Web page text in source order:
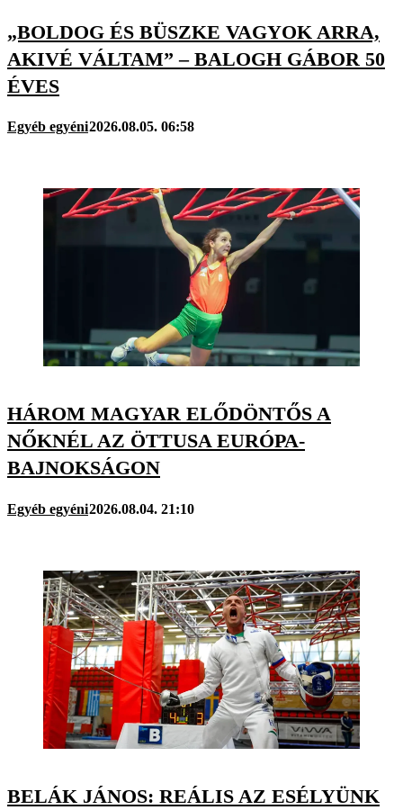
„BOLDOG ÉS BÜSZKE VAGYOK ARRA,
AKIVÉ VÁLTAM” – BALOGH GÁBOR 50
ÉVES
Egyéb egyéni2026.08.05. 06:58
HÁROM MAGYAR ELŐDÖNTŐS A
NŐKNÉL AZ ÖTTUSA EURÓPA-
BAJNOKSÁGON
Egyéb egyéni2026.08.04. 21:10
BELÁK JÁNOS: REÁLIS AZ ESÉLYÜNK